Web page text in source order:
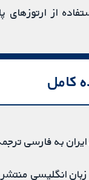
از ارتوزهای
کامل
به فارسی
زبان انگلیسی